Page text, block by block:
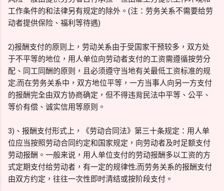
工作条件的和法律另有规定的除外。(注：劳务关系不需要给劳
动者提供保险、福利等待遇)
2)报酬支付的原则上，劳动关系由于受国家干预较多，双方处
于不平等的地位，用人单位向劳动者支付的工资需遵循按劳分
配、同工同酬的原则，且必须遵守当地有关最低工资标准的规
定;而在劳务关系中，双方地位平等，一方当事人向另一方支付
的报酬完全由双方协商确定，但不得违背民法中平等、公平、
等价有偿、诚实信用等原则。
3)、报酬支付形式上，《劳动合同法》第三十条规定：用人单
位应当按照劳动合同约定和国家规定，向劳动者及时足额支付
劳动报酬。一般来说，用人单位支付的劳动报酬多以工资的方
式定期支付给劳动者，有一定的规律性;而劳务关系的报酬支付
由双方约定，往往一次性即时清结或按阶段支付。